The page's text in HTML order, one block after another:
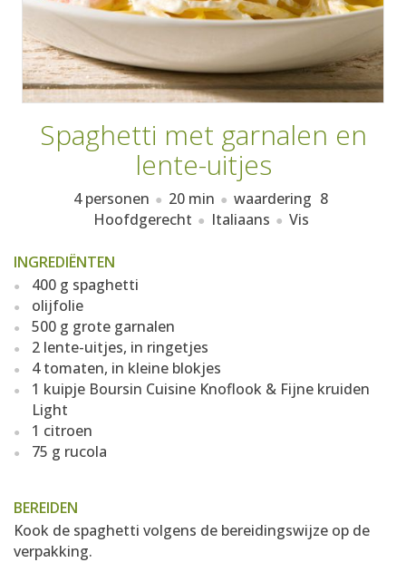
Spaghetti met garnalen en
lente-uitjes
4 personen 20 min waardering 8
Hoofdgerecht
Italiaans Vis
INGREDIËNTEN
400 g spaghetti
olijfolie
500 g grote garnalen
2 lente-uitjes, in ringetjes
4 tomaten, in kleine blokjes
1 kuipje Boursin Cuisine Knoflook & Fijne kruiden
Light
1 citroen
75 g rucola
BEREIDEN
Kook de spaghetti volgens de bereidingswijze op de
verpakking.